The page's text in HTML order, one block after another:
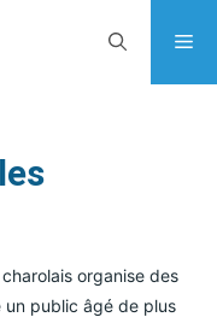
organise des
un public âgé de plus